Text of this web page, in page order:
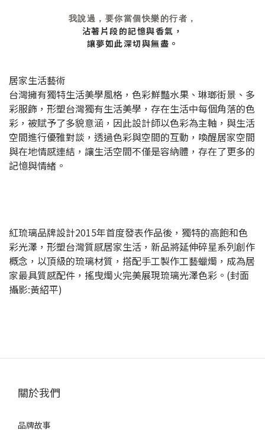
我說過，要你當個快樂的行者，
沾著片段的記憶與香氣，
讓夢如此深切與無盡。
居家生活藝術
台灣擁有獨特生活美學風格，色彩鮮豔水果、琳瑯街景、多
彩服飾，形塑台灣獨有生活美學，存在生活中每個角落的色
彩，被賦予了多貌意涵，因此設計師以色彩為主軸，與生活
空間進行優雅對談，透過色彩與空間的互動，喚醒居家空間
與在地情感連結，讓生活空間不僅是容納體，存在了更多的
記憶與情緒。
紅琉璃品牌設計2015年首度發表作品後，獨特的高飽和色
彩光澤，形塑台灣質感居家生活，新品將延伸碎星系列創作
概念，以頂級的琉璃材質，搭配手工製作工藝蠟燭，成為居
家最具質感配件，搖曳燭火完美展現琉璃光澤色彩。(封面
攝影:黃紹平)
關於我們
品牌故事